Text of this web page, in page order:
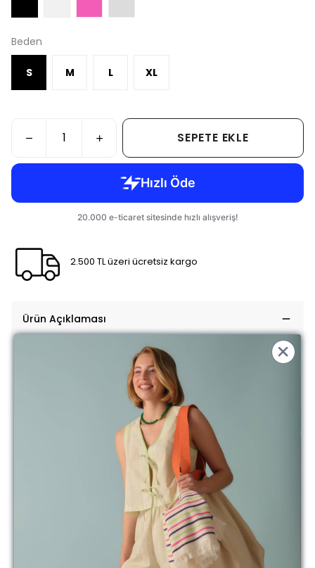
Beden
S M L XL
SEPETE EKLE
2.500 TL üzeri ücretsiz kargo
Ürün Açıklaması
sayesinde size her yerde eşlik edebilir.
Bu modelde hangi detaylar var:
Model ölçülerini, ürüne özel beden tablosunu ve yıkama talimatlarını
** İade ve değişim işlemlerinde kargo ücreti müşterilerimiz
tarafından karşılanmaktadır.
Boy 1.75 / Gögüs 81cm / Bel 63cm / Basen 90cm /
Yıkama talimatına uyulması halinde bozulmadan daha uzun süreli